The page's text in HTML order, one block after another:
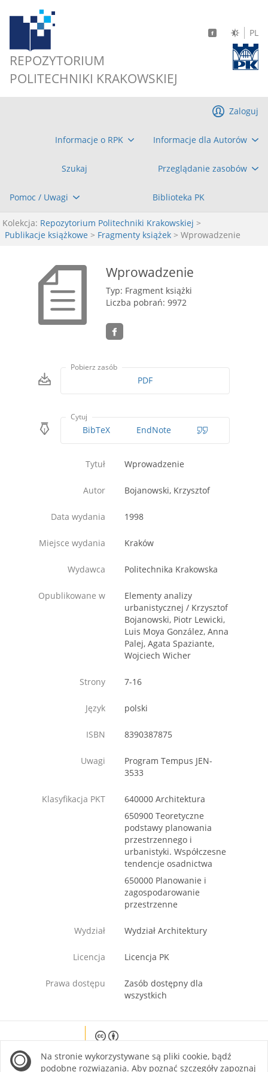
REPOZYTORIUM
POLITECHNIKI KRAKOWSKIEJ
PL
Informacje o RPK Informacje dla Autorów
Szukaj Przeglądanie zasobów
Pomoc / Uwagi Biblioteka PK
Zaloguj
Kolekcja: Repozytorium Politechniki Krakowskiej >
Publikacje książkowe > Fragmenty książek > Wprowadzenie
Wprowadzenie
Typ: Fragment książki
Liczba pobrań: 9972
Pobierz zasób
PDF
Cytuj
BibTeX EndNote
Tytuł Wprowadzenie
Autor Bojanowski, Krzysztof
Data wydania 1998
Miejsce wydania Kraków
Wydawca Politechnika Krakowska
Opublikowane w
Elementy analizy
urbanistycznej / Krzysztof
Bojanowski, Piotr Lewicki,
Luis Moya González, Anna
Palej, Agata Spaziante,
Wojciech Wicher
Strony 7-16
Język polski
ISBN 8390387875
Uwagi
Program Tempus JEN-
3533
Klasyfikacja PKT
640000 Architektura
650900 Teoretyczne
podstawy planowania
przestrzennego i
urbanistyki. Współczesne
tendencje osadnictwa
650000 Planowanie i
zagospodarowanie
przestrzenne
Wydział Wydział Architektury
Licencja Licencja PK
Prawa dostępu
Zasób dostępny dla
wszystkich
site is licensed under a Creative Commons
Attribution 4.0 International license.
Na stronie wykorzystywane są pliki cookie, bądź
podobne rozwiązania. Aby poznać szczegóły zapoznaj